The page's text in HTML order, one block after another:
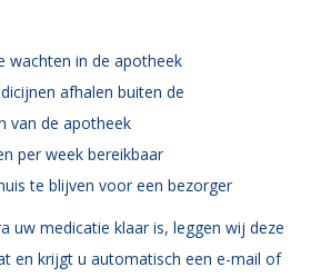
wachten in de apotheek
afhalen buiten de
van de apotheek
per week bereikbaar
te blijven voor een bezorger
uw medicatie klaar is, leggen wij deze
en krijgt u automatisch een e-mail of